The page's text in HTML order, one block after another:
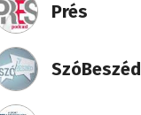
Prés
SzóBeszéd